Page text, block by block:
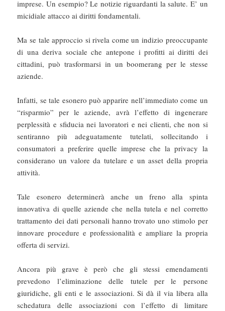
imprese. Un esempio? Le notizie riguardanti la salute. E’ un
micidiale attacco ai diritti fondamentali.
Ma se tale approccio si rivela come un indizio preoccupante
di una deriva sociale che antepone i profitti ai diritti dei
cittadini, può trasformarsi in un boomerang per le stesse
aziende.
Infatti, se tale esonero può apparire nell’immediato come un
“risparmio” per le aziende, avrà l’effetto di ingenerare
perplessità e sfiducia nei lavoratori e nei clienti, che non si
sentiranno più adeguatamente tutelati, sollecitando i
consumatori a preferire quelle imprese che la privacy la
considerano un valore da tutelare e un asset della propria
attività.
Tale esonero determinerà anche un freno alla spinta
innovativa di quelle aziende che nella tutela e nel corretto
trattamento dei dati personali hanno trovato uno stimolo per
innovare procedure e professionalità e ampliare la propria
offerta di servizi.
Ancora più grave è però che gli stessi emendamenti
prevedono l’eliminazione delle tutele per le persone
giuridiche, gli enti e le associazioni. Si dà il via libera alla
schedatura delle associazioni con l’effetto di limitare